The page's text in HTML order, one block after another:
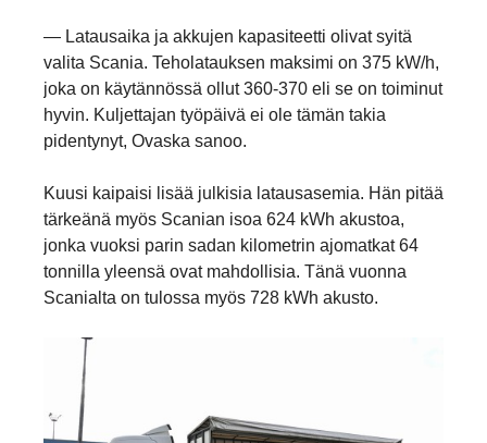
— Latausaika ja akkujen kapasiteetti olivat syitä
valita Scania. Teholatauksen maksimi on 375 kW/h,
joka on käytännössä ollut 360-370 eli se on toiminut
hyvin. Kuljettajan työpäivä ei ole tämän takia
pidentynyt, Ovaska sanoo.
Kuusi kaipaisi lisää julkisia latausasemia. Hän pitää
tärkeänä myös Scanian isoa 624 kWh akustoa,
jonka vuoksi parin sadan kilometrin ajomatkat 64
tonnilla yleensä ovat mahdollisia. Tänä vuonna
Scanialta on tulossa myös 728 kWh akusto.